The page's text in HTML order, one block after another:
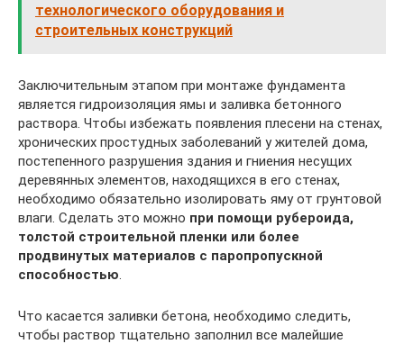
технологического оборудования и
строительных конструкций
Заключительным этапом при монтаже фундамента
является гидроизоляция ямы и заливка бетонного
раствора. Чтобы избежать появления плесени на стенах,
хронических простудных заболеваний у жителей дома,
постепенного разрушения здания и гниения несущих
деревянных элементов, находящихся в его стенах,
необходимо обязательно изолировать яму от грунтовой
влаги. Сделать это можно при помощи рубероида,
толстой строительной пленки или более
продвинутых материалов с паропропускной
способностью.
Что касается заливки бетона, необходимо следить,
чтобы раствор тщательно заполнил все малейшие